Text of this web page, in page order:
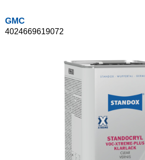
GMC
4024669619072